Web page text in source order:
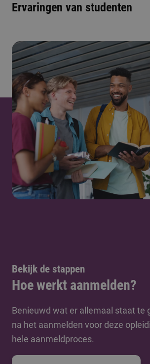
Ervaringen van studenten
Bekijk de stappen
Hoe werkt aanmelden?
Benieuwd wat er allemaal staat te
na het aanmelden voor deze
hele aanmeldproces.